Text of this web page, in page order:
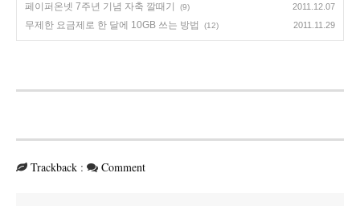
페이퍼온넷 7주년 기념 자축 깔때기 (9) 2011.12.07
무제한 요금제로 한 달에 10GB 쓰는 방법 (12) 2011.11.29
Trackback : Comment